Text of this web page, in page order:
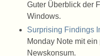
Guter Überblick der
Windows.
Surprising Findings
Monday Note mit
Newskonsum.